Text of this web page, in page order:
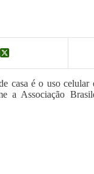
casa é o uso
a Associação